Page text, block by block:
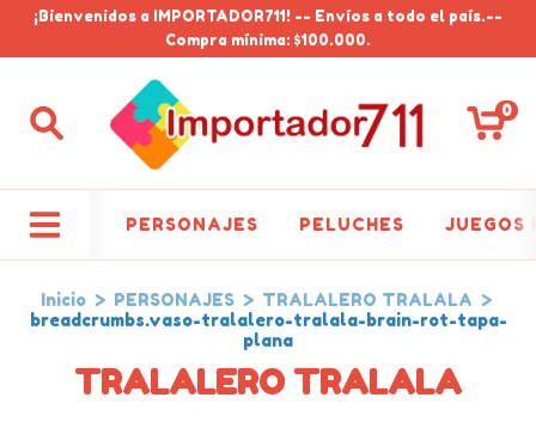
¡Bienvenidos a IMPORTADOR711! -- Envíos a todo el país.--
Compra mínima: $100.000.
0
PERSONAJES PELUCHES JUEGOS
Inicio > PERSONAJES > TRALALERO TRALALA >
breadcrumbs.vaso-tralalero-tralala-brain-rot-tapa-
plana
TRALALERO TRALALA